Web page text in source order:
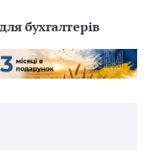
бухгалтерів